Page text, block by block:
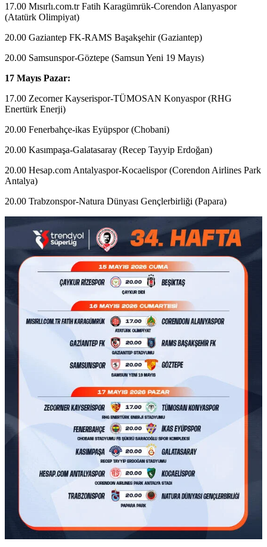
17.00 Mısırlı.com.tr Fatih Karagümrük-Corendon Alanyaspor
(Atatürk Olimpiyat)
20.00 Gaziantep FK-RAMS Başakşehir (Gaziantep)
20.00 Samsunspor-Göztepe (Samsun Yeni 19 Mayıs)
17 Mayıs Pazar:
17.00 Zecorner Kayserispor-TÜMOSAN Konyaspor (RHG
Enertürk Enerji)
20.00 Fenerbahçe-ikas Eyüpspor (Chobani)
20.00 Kasımpaşa-Galatasaray (Recep Tayyip Erdoğan)
20.00 Hesap.com Antalyaspor-Kocaelispor (Corendon Airlines Park
Antalya)
20.00 Trabzonspor-Natura Dünyası Gençlerbirliği (Papara)